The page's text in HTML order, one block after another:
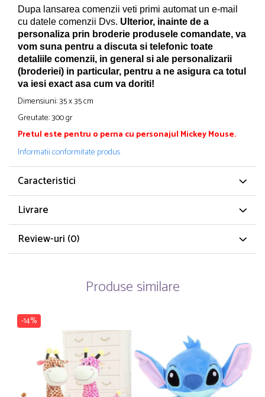
Dupa lansarea comenzii veti primi automat un e-mail
cu datele comenzii Dvs. Ulterior, inainte de a
personaliza prin broderie produsele comandate, va
vom suna pentru a discuta si telefonic toate
detaliile comenzii, in general si ale personalizarii
(broderiei) in particular, pentru a ne asigura ca totul
va iesi exact asa cum va doriti!
Dimensiuni: 35 x 35 cm
Greutate: 300 gr
Pretul este pentru o perna cu personajul Mickey Mouse.
Informatii conformitate produs
Caracteristici
Livrare
Review-uri (0)
Produse similare
-14%